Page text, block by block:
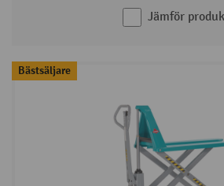
Jämför
Bästsäljare